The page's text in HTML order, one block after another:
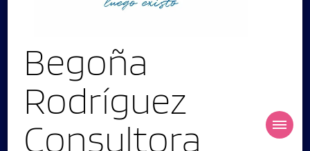
Begoña
Rodríguez
Consultora